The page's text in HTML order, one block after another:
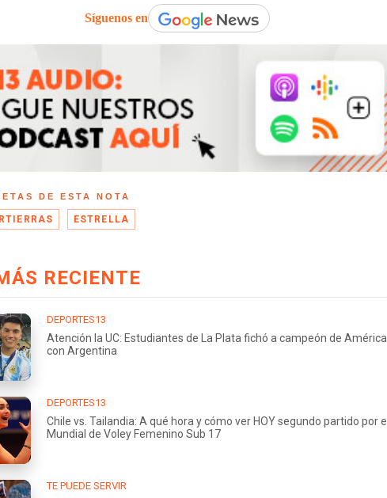
Síguenos en
DE ESTA NOTA
ESTRELLA
RECIENTE
DEPORTES13
Atención la UC: Estudiantes de La Plata fichó a campeón de América
con Argentina
DEPORTES13
Chile vs. Tailandia: A qué hora y cómo ver HOY segundo partido por el
Mundial de Voley Femenino Sub 17
TE PUEDE SERVIR